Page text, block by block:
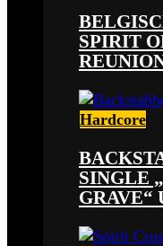
SPIRIT
Hardcore
SINGLE
GRAVE“